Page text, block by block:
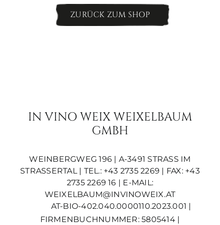
ZURÜCK ZUM SHOP
IN VINO WEIX WEIXELBAUM
GMBH
WEINBERGWEG 196 | A-3491 STRASS IM S
TRASSERTAL | TEL.: +43 2735 2269 | FAX: +43 2
735 2269 16 | E-MAIL:
WEIXELBAUM@INVINOWEIX.AT
AT-BIO-402.040.0000110.2023.001 |
FIRMENBUCHNUMMER: 5805414 |